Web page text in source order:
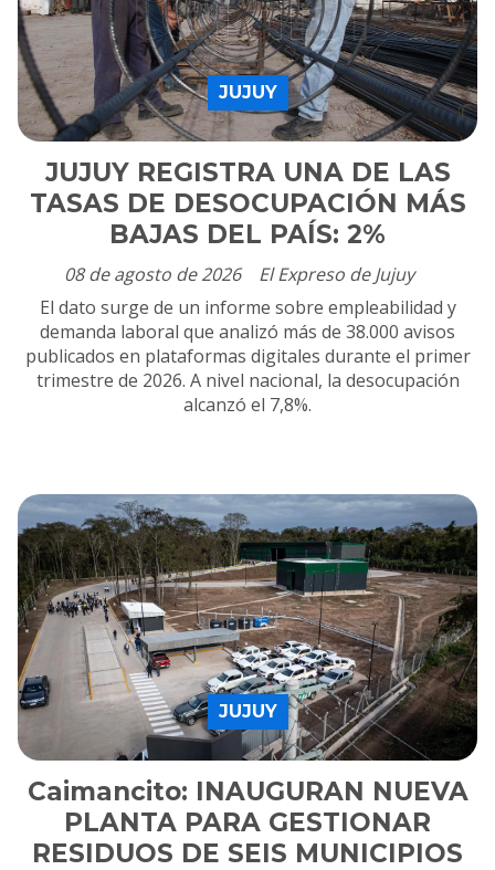
JUJUY REGISTRA UNA DE LAS
TASAS DE DESOCUPACIÓN MÁS
BAJAS DEL PAÍS: 2%
El Expreso de Jujuy
JUJUY
08 de agosto de 2026
El dato surge de un informe sobre empleabilidad y
demanda laboral que analizó más de 38.000 avisos
publicados en plataformas digitales durante el primer
trimestre de 2026. A nivel nacional, la desocupación
alcanzó el 7,8%.
Caimancito: INAUGURAN NUEVA
PLANTA PARA GESTIONAR
RESIDUOS DE SEIS MUNICIPIOS
JUJUY